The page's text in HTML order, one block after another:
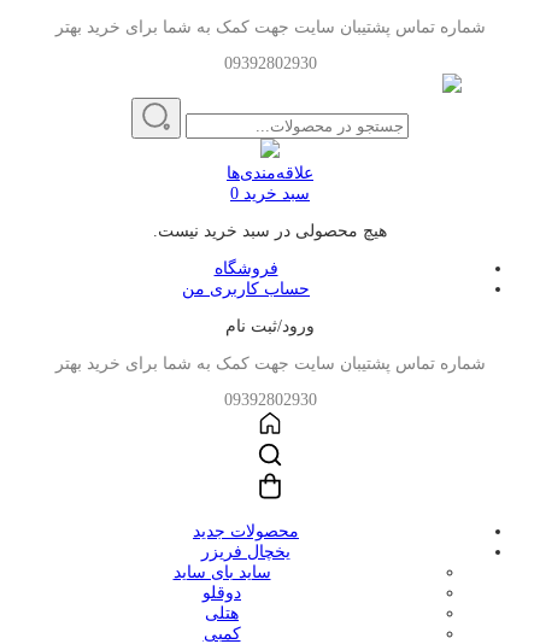
شماره تماس پشتیبان سایت جهت کمک به شما برای خرید بهتر
09392802930
علاقه‌مندی‌ها
سبد خرید 0
هیچ محصولی در سبد خرید نیست.
فروشگاه
حساب کاربری من
ورود/ثبت نام
شماره تماس پشتیبان سایت جهت کمک به شما برای خرید بهتر
09392802930
محصولات جدید
یخچال فریزر
ساید بای ساید
دوقلو
هتلی
کمبی